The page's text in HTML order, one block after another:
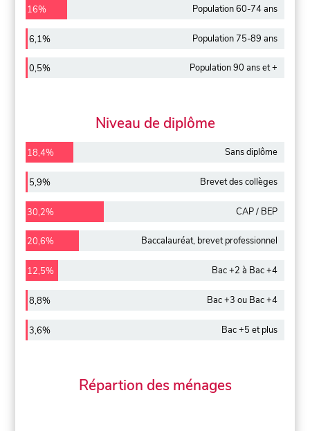
16% Population 60-74 ans
6,1% Population 75-89 ans
0,5% Population 90 ans et +
Niveau de diplôme
18,4% Sans diplôme
5,9% Brevet des collèges
30,2% CAP / BEP
20,6% Baccalauréat, brevet professionnel
12,5% Bac +2 à Bac +4
8,8% Bac +3 ou Bac +4
3,6% Bac +5 et plus
Répartion des ménages